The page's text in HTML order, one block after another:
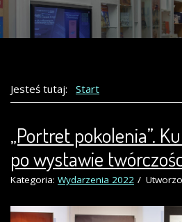
Jesteś tutaj: Start
„Portret pokolenia”.
po wystawie
Kategoria: Wydarzenia 2022